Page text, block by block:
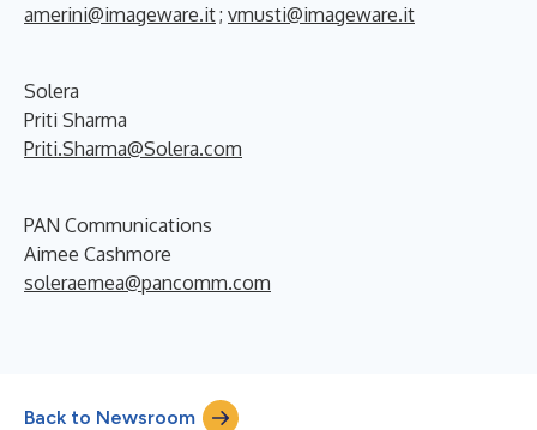
amerini@imageware.it; vmusti@imageware.it
Solera
Priti Sharma
Priti.Sharma@Solera.com
PAN Communications
Aimee Cashmore
soleraemea@pancomm.com
Back to Newsroom